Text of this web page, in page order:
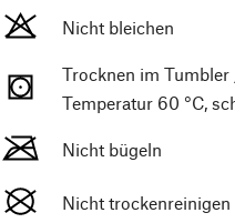
Nicht bleichen
Trocknen im
Temperatur 60 °C,
Nicht bügeln
Nicht trockenreinigen